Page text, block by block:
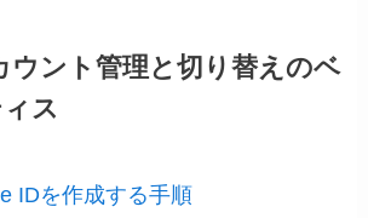
ウント管理と切り替えのベ
ス
IDを作成する手順